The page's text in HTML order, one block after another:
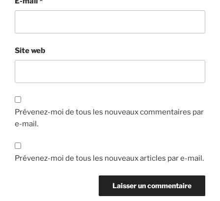
Site web
Prévenez-moi de tous les nouveaux commentaires par
e-mail.
Prévenez-moi de tous les nouveaux articles par e-mail.